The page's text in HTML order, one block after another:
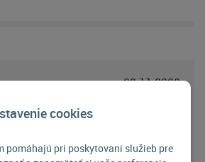
cookies
pomáhajú pri poskytovaní služieb pre
28.11.2020
žiadne slovné hodnotenie.